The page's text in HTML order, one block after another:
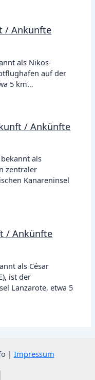
/ Ankünfte
als Nikos-
auf der
5 km…
/ Ankünfte
als
zentraler
Kanareninsel
/ Ankünfte
als César
ist der
Lanzarote, etwa 5
| Impressum